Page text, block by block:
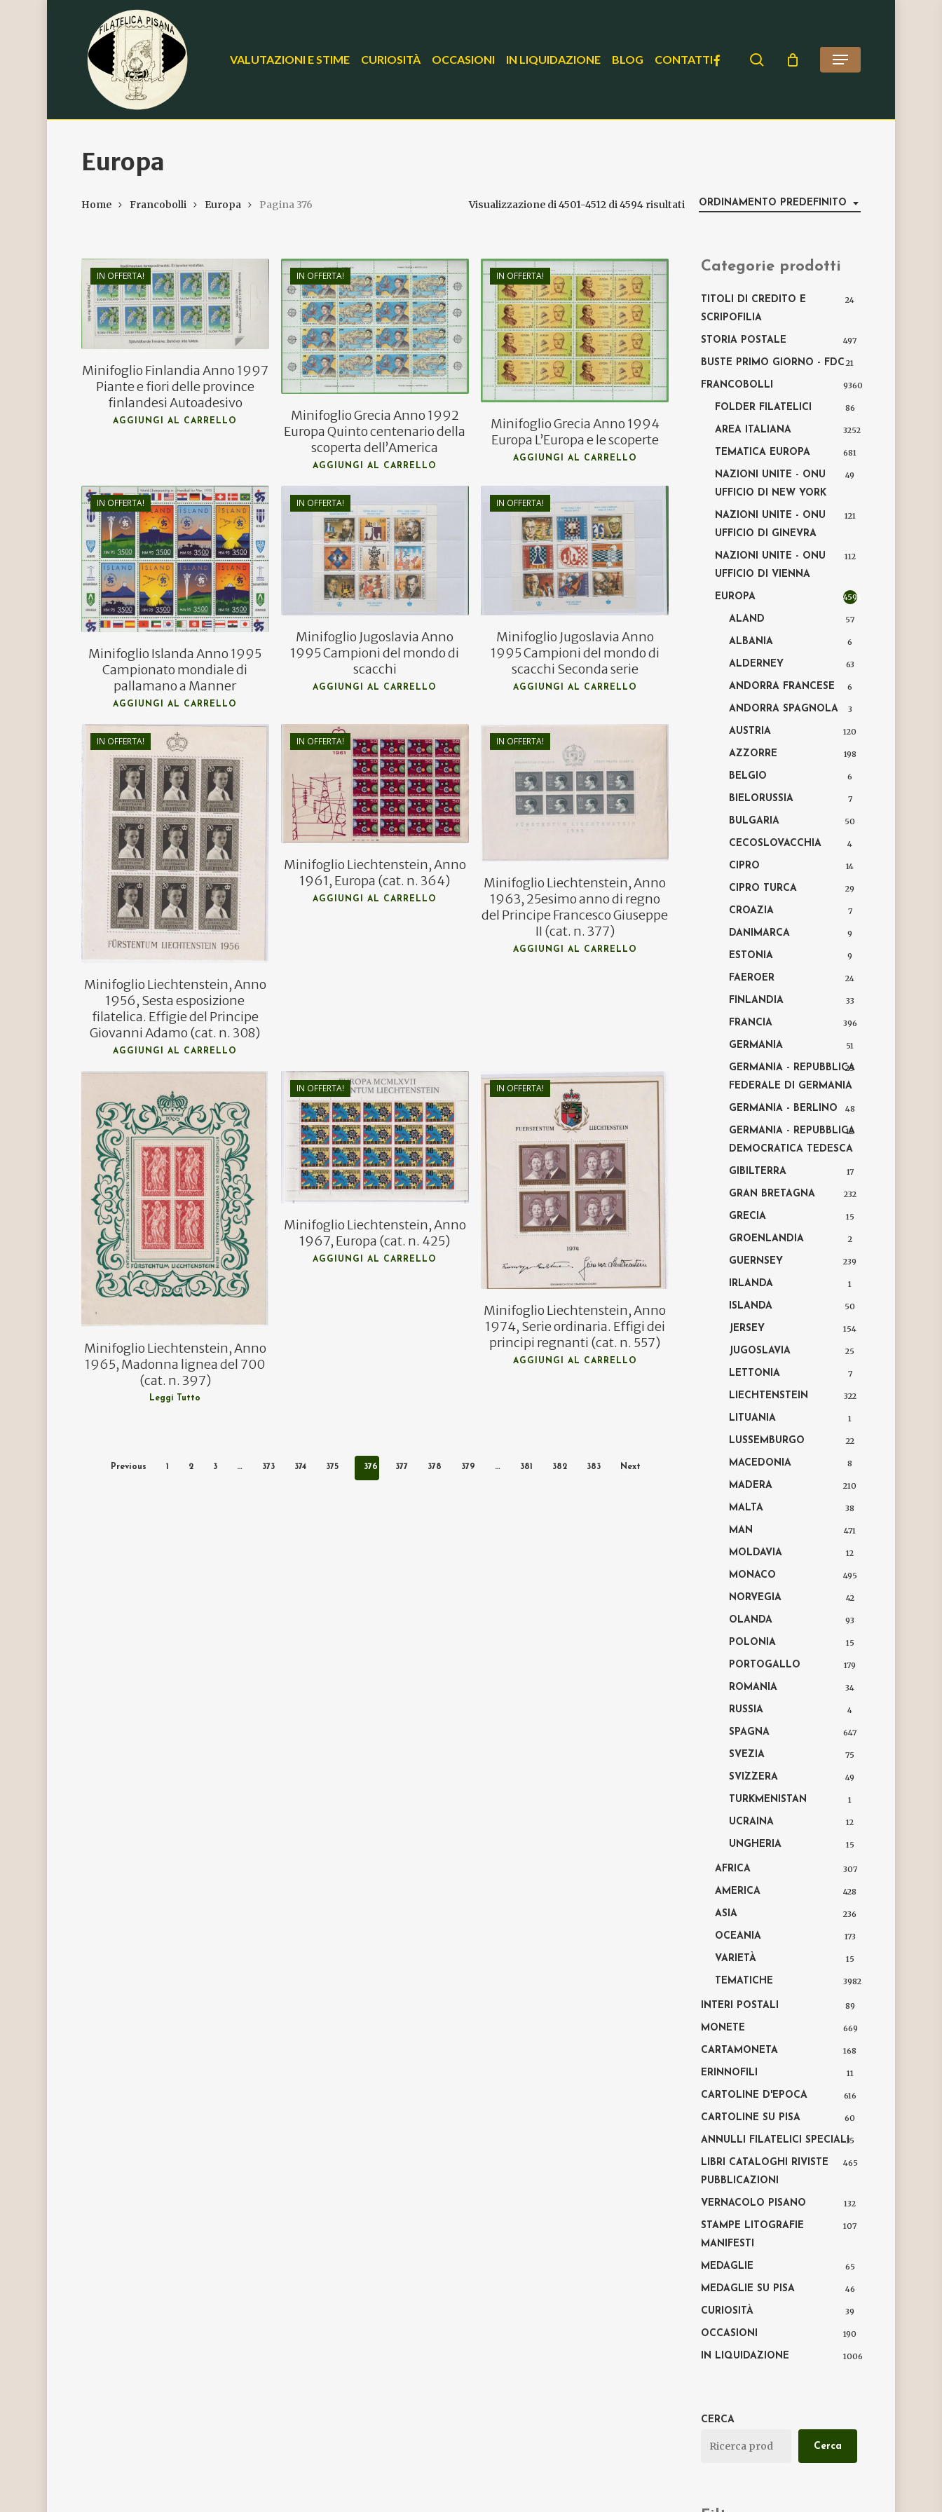
Hit enter to search or ESC to close
VALUTAZIONI E STIME CURIOSITÀ OCCASIONI IN LIQUIDAZIONE BLOG CONTATTIFACEBOOK search Menu
Europa
ORDINAMENTO PREDEFINITO
Visualizzazione di 4501-4512 di 4594 risultati
Home Francobolli Europa Pagina 376
IN OFFERTA! €15,00
€9,00
Minifoglio Finlandia Anno 1997
Piante e fiori delle province
finlandesi Autoadesivo
AGGIUNGI AL CARRELLO
IN OFFERTA!
€24,00
€15,00
Minifoglio Grecia Anno 1992
Europa Quinto centenario della
scoperta dell’America
AGGIUNGI AL CARRELLO
IN OFFERTA!
€30,00
€18,00
Minifoglio Grecia Anno 1994
Europa L’Europa e le scoperte
AGGIUNGI AL CARRELLO
IN OFFERTA!
€14,00
€8,50
Minifoglio Islanda Anno 1995
Campionato mondiale di
pallamano a Manner
AGGIUNGI AL CARRELLO
IN OFFERTA! €10,00
€6,00
Minifoglio Jugoslavia Anno
1995 Campioni del mondo di
scacchi
AGGIUNGI AL CARRELLO
IN OFFERTA! €8,00
€4,00
Minifoglio Jugoslavia Anno
1995 Campioni del mondo di
scacchi Seconda serie
AGGIUNGI AL CARRELLO
IN OFFERTA!
€60,00
€36,00
Minifoglio Liechtenstein, Anno
1956, Sesta esposizione
filatelica. Effigie del Principe
Giovanni Adamo (cat. n. 308)
AGGIUNGI AL CARRELLO
IN OFFERTA! €4,00
€2,50
Minifoglio Liechtenstein, Anno
1961, Europa (cat. n. 364)
AGGIUNGI AL CARRELLO
IN OFFERTA!
€55,00
€33,00
Minifoglio Liechtenstein, Anno
1963, 25esimo anno di regno
del Principe Francesco Giuseppe
II (cat. n. 377)
AGGIUNGI AL CARRELLO
Minifoglio Liechtenstein, Anno
1965, Madonna lignea del 700
(cat. n. 397)
Leggi Tutto
IN OFFERTA!
€5,00
€3,00
Minifoglio Liechtenstein, Anno
1967, Europa (cat. n. 425)
AGGIUNGI AL CARRELLO
IN OFFERTA!
€65,00
€40,00
Minifoglio Liechtenstein, Anno
1974, Serie ordinaria. Effigi dei
principi regnanti (cat. n. 557)
AGGIUNGI AL CARRELLO
Previous 1 2 3 … 373 374 375 376 377 378 379 … 381 382 383 Next
Categorie prodotti
TITOLI DI CREDITO E
SCRIPOFILIA
24
STORIA POSTALE 497
BUSTE PRIMO GIORNO - FDC 21
FRANCOBOLLI 9360
FOLDER FILATELICI 86
AREA ITALIANA 3252
TEMATICA EUROPA 681
NAZIONI UNITE - ONU
UFFICIO DI NEW YORK
49
NAZIONI UNITE - ONU
UFFICIO DI GINEVRA
121
NAZIONI UNITE - ONU
UFFICIO DI VIENNA
112
EUROPA 4594
ALAND 57
ALBANIA 6
ALDERNEY 63
ANDORRA FRANCESE 6
ANDORRA SPAGNOLA 3
AUSTRIA 120
AZZORRE 198
BELGIO 6
BIELORUSSIA 7
BULGARIA 50
CECOSLOVACCHIA 4
CIPRO 14
CIPRO TURCA 29
CROAZIA 7
DANIMARCA 9
ESTONIA 9
FAEROER 24
FINLANDIA 33
FRANCIA 396
GERMANIA 51
GERMANIA - REPUBBLICA
FEDERALE DI GERMANIA
25
GERMANIA - BERLINO 48
GERMANIA - REPUBBLICA
DEMOCRATICA TEDESCA
12
GIBILTERRA 17
GRAN BRETAGNA 232
GRECIA 15
GROENLANDIA 2
GUERNSEY 239
IRLANDA 1
ISLANDA 50
JERSEY 154
JUGOSLAVIA 25
LETTONIA 7
LIECHTENSTEIN 322
LITUANIA 1
LUSSEMBURGO 22
MACEDONIA 8
MADERA 210
MALTA 38
MAN 471
MOLDAVIA 12
MONACO 495
NORVEGIA 42
OLANDA 93
POLONIA 15
PORTOGALLO 179
ROMANIA 34
RUSSIA 4
SPAGNA 647
SVEZIA 75
SVIZZERA 49
TURKMENISTAN 1
UCRAINA 12
UNGHERIA 15
AFRICA 307
AMERICA 428
ASIA 236
OCEANIA 173
VARIETÀ 15
TEMATICHE 3982
INTERI POSTALI 89
MONETE 669
CARTAMONETA 168
ERINNOFILI 11
CARTOLINE D'EPOCA 616
CARTOLINE SU PISA 60
ANNULLI FILATELICI SPECIALI35
LIBRI CATALOGHI RIVISTE
PUBBLICAZIONI
465
VERNACOLO PISANO 132
STAMPE LITOGRAFIE
MANIFESTI
107
MEDAGLIE 65
MEDAGLIE SU PISA 46
CURIOSITÀ 39
OCCASIONI 190
IN LIQUIDAZIONE 1006
CERCA
Cerca